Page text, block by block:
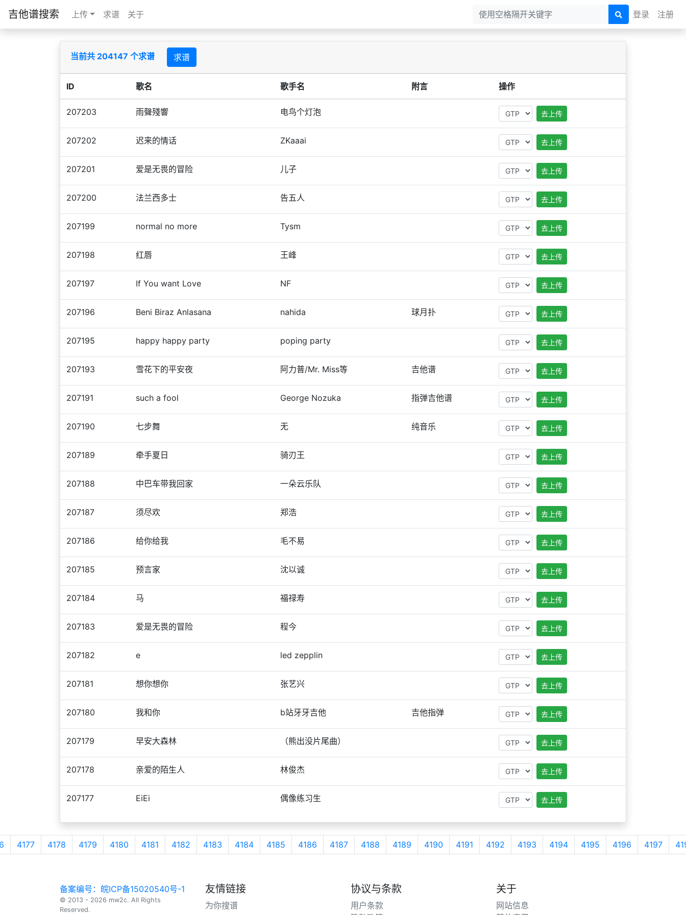
吉他谱搜索 上传 求谱 关于 登录 注册
当前共 204147 个求谱 求谱
ID 歌名 歌手名 附言 操作
207203 雨聲殘響 电鸟个灯泡 去上传
207202 迟来的情话 ZKaaai 去上传
207201 爱是无畏的冒险 儿子 去上传
207200 法兰西多士 告五人 去上传
207199 normal no more Tysm 去上传
207198 红唇 王峰 去上传
207197 If You want Love NF 去上传
207196 Beni Biraz Anlasana nahida 球月扑 去上传
207195 happy happy party poping party 去上传
207193 雪花下的平安夜 阿力普/Mr. Miss等 吉他谱 去上传
207191 such a fool George Nozuka 指弹吉他谱 去上传
207190 七步舞 无 纯音乐 去上传
207189 牵手夏日 骑刃王 去上传
207188 中巴车带我回家 一朵云乐队 去上传
207187 须尽欢 郑浩 去上传
207186 给你给我 毛不易 去上传
207185 预言家 沈以诚 去上传
207184 马 福禄寿 去上传
207183 爱是无畏的冒险 程今 去上传
207182 e led zepplin 去上传
207181 想你想你 张艺兴 去上传
207180 我和你 b站牙牙吉他 吉他指弹 去上传
207179 早安大森林 （熊出没片尾曲） 去上传
207178 亲爱的陌生人 林俊杰 去上传
207177 EiEi 偶像练习生 去上传
4177 4178 4179 4180 4181 4182 4183 4184 4185 4186 4187 4188 4189 4190 4191 4192 4193 4194 4195 4196 4197
备案编号：皖ICP备15020540号-1
© 2013 - 2026 mw2c. All Rights
Reserved.
友情链接
为你搜谱
协议与条款
用户条款
关于
网站信息